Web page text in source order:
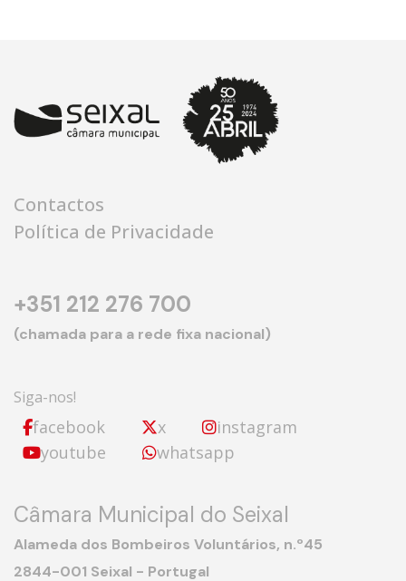
Contactos
Política de Privacidade
+351 212 276 700
(chamada para a rede fixa nacional)
Siga-nos!
facebook x
instagram
youtube
whatsapp
Câmara Municipal do Seixal
Alameda dos Bombeiros Voluntários, n.º45
2844-001 Seixal - Portugal